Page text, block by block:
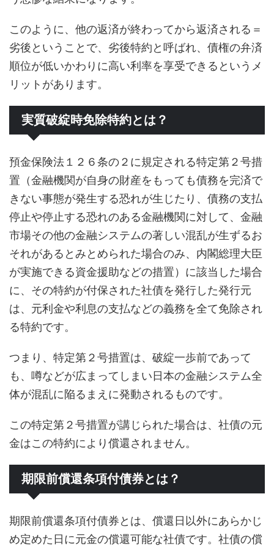
このように、他の返済が終わってから返済される＝
劣後ということで、劣後特約と呼ばれ、債権の弁済
順位が低いかわりに高い利率を享受できるというメ
リットがあります。
実質破綻時免除特約とは？
預金保険法１２６条の２に規定される特定第２号措
置（金融機関が自身の財産をもっても債務を完済で
きない事態が発生する恐れが生じたり、債務の支払
停止や停止する恐れのある金融機関に対して、金融
市場その他の金融システムの著しい混乱が生ずるお
それがあるとみとめられた場合のみ、内閣総理大臣
が実施できる資金援助などの措置）に該当した場合
に、その特約が付保された社債を発行した発行元
は、元利金や利息の支払などの義務を全て免除され
る特約です。
つまり、特定第２号措置は、破綻一歩前であって
も、噂などが広まってしまい日本の金融システム全
体が混乱に陥るまえに発動されるものです。
この特定第２号措置が講じられた場合は、社債の元
金はこの特約により償還されません。
期限前償還条項付債券とは？
期限前償還条項付債券とは、償還日以外にあらかじ
め定めた日に元金の償還可能な社債です。社債の償